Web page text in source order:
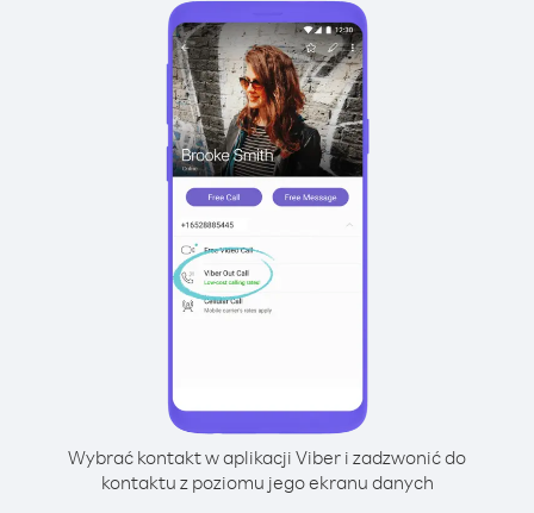
Wybrać kontakt w aplikacji Viber i zadzwonić do
kontaktu z poziomu jego ekranu danych